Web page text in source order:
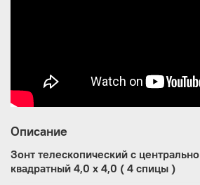
Описание
Зонт телескопический с
квадратный 4,0 х 4,0 ( 4 спицы )